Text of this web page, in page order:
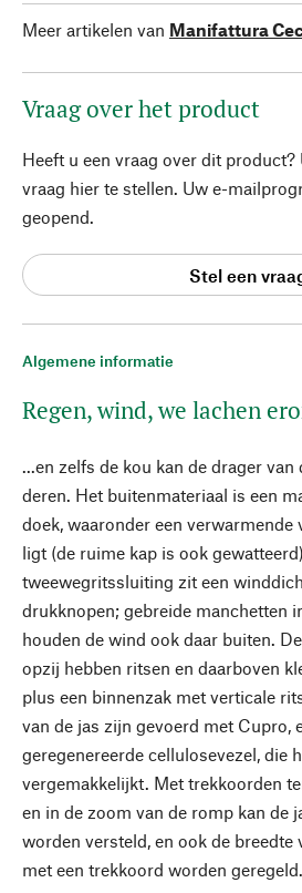
Algemene informatie
Regen, wind, we lachen
...en zelfs de kou kan de drager van
deren. Het buitenmateriaal is een
doek, waaronder een
ligt (de ruime kap is ook
tweewegritssluiting zit een
drukknopen; gebreide manchetten
houden de wind ook daar buiten.
opzij hebben ritsen en daarboven
plus een binnenzak met verticale
van de jas zijn gevoerd met Cupro,
geregenereerde cellulosevezel, die
vergemakkelijkt. Met trekkoorden
en in de zoom van de romp kan de
worden versteld, en ook de breedte
met een trekkoord worden geregeld.
Meer artikelen van Manifattura
Vraag over het product
Heeft u een vraag over dit
vraag hier te stellen. Uw e-
geopend.
Stel een